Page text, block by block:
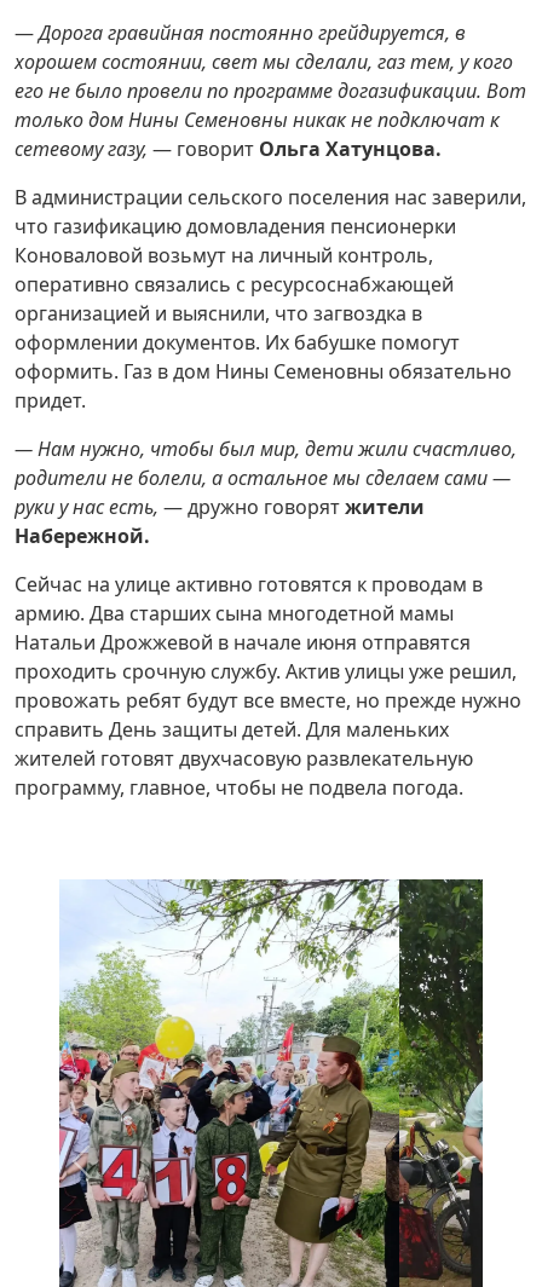
—Дорога гравийная постоянно грейдируется, в
хорошем состоянии, свет мы сделали, газ тем, у кого
его не было провели по программе догазификации. Вот
только дом Нины Семеновны никак не подключат к
сетевому газу, — говорит Ольга Хатунцова.
В администрации сельского поселения нас заверили,
что газификацию домовладения пенсионерки
Коноваловой возьмут на личный контроль,
оперативно связались с ресурсоснабжающей
организацией и выяснили, что загвоздка в
оформлении документов. Их бабушке помогут
оформить. Газ в дом Нины Семеновны обязательно
придет.
— Нам нужно, чтобы был мир, дети жили счастливо,
родители не болели, а остальное мы сделаем сами —
руки у нас есть, — дружно говорятжители
Набережной.
Сейчас на улице активно готовятся к проводам в
армию. Два старших сына многодетной мамы
Натальи Дрожжевой в начале июня отправятся
проходить срочную службу. Актив улицы уже решил,
провожать ребят будут все вместе, но прежде нужно
справить День защиты детей. Для маленьких
жителей готовят двухчасовую развлекательную
программу, главное, чтобы не подвела погода.
Назад Вперед